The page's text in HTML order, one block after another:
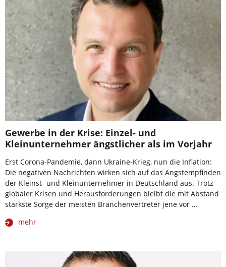
Gewerbe in der Krise: Einzel- und
Kleinunternehmer ängstlicher als im Vorjahr
Erst Corona-Pandemie, dann Ukraine-Krieg, nun die Inflation:
Die negativen Nachrichten wirken sich auf das Angstempfinden
der Kleinst- und Kleinunternehmer in Deutschland aus. Trotz
globaler Krisen und Herausforderungen bleibt die mit Abstand
stärkste Sorge der meisten Branchenvertreter jene vor …
mehr